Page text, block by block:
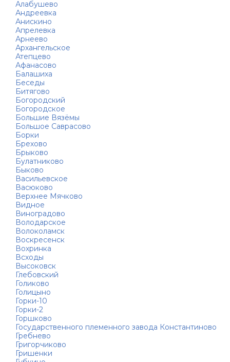
Алабушево
Андреевка
Анискино
Апрелевка
Арнеево
Архангельское
Атепцево
Афанасово
Балашиха
Беседы
Битягово
Богородский
Богородское
Большие Вязёмы
Большое Саврасово
Борки
Брехово
Брыково
Булатниково
Быково
Васильевское
Васюково
Верхнее Мячково
Видное
Виноградово
Володарское
Волоколамск
Воскресенск
Вохринка
Всходы
Высоковск
Глебовский
Голиково
Голицыно
Горки-10
Горки-2
Горшково
Государственного племенного завода Константиново
Гребнево
Григорчиково
Гришенки